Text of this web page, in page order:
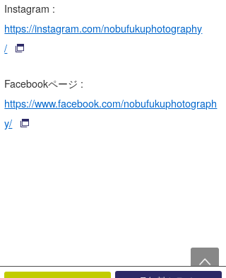
Instagram :
https://instagram.com/nobufukuphotography
/
Facebookページ :
https://www.facebook.com/nobufukuphotograph
y/